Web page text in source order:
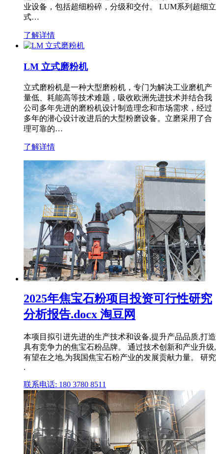
业设备，包括超细粉碎，分级和交付。 LUM系列超细立
式…
了解详情
LM 立式磨粉机
立式磨粉机是一种大型磨粉机，专门为解决工业磨机产
量低、耗能高等技术难题，吸收欧洲先进技术并结合我
公司多年先进的磨粉机设计制造理念和市场需求，经过
多年的潜心设计改进后的大型粉磨设备。立磨采用了合
理可靠的…
了解详情
2025年焦宝石粉项目投资可行性研究
分析报告.docx 淘豆网
本项目拟引进先进的生产技术和设备,提升产品品质,打造
具有竞争力的焦宝石粉品牌。 通过技术创新和产业升级,
有望在之地,为我国焦宝石粉产业的发展贡献力量。 研究
.
联系电话: 180 3780 8511